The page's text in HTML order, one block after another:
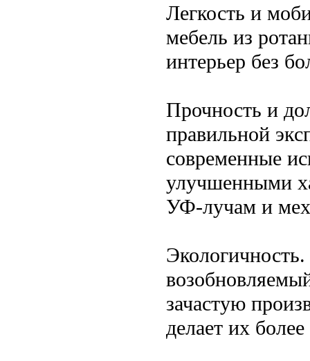
Легкость и
мебель из
интерьер без
Прочность и
правильной
современные
улучшенными
УФ-лучам и
зачастую
делает их